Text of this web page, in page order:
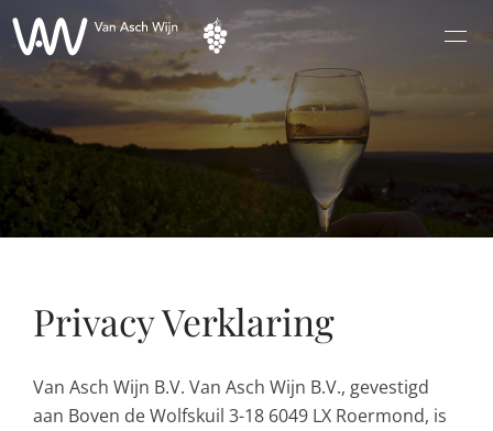
Wijnen
Privacy Verklaring
Van Asch Wijn B.V. Van Asch Wijn B.V., gevestigd
aan Boven de Wolfskuil 3-18 6049 LX Roermond, is